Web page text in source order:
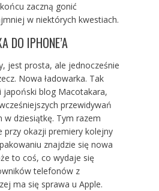
zaczną gonić
w niektórych kwestiach.
DO IPHONE’A
jest prosta, ale jednocześnie
Nowa ładowarka. Tak
blog Macotakara,
przewidywań
w dziesiątkę. Tym razem
przy okazji premiery kolejny
znajdzie się nowa
to coś, co wydaje się
telefonów z
ma się sprawa u Apple.